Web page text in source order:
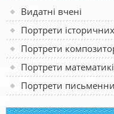
Видатні вчені
Портрети історичних
Портрети
Портрети
Портрети